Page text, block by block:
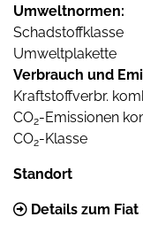
Umweltnormen:
Schadstoffklasse
Umweltplakette
Verbrauch und
Kraftstoffverbr.
CO2-Emissionen
CO2-Klasse
Standort
Details zum